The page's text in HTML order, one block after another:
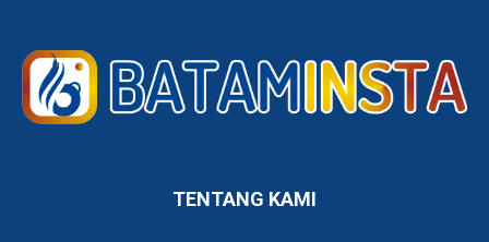
TENTANG KAMI